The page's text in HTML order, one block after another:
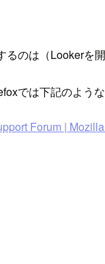
のは（Lookerを
では下記のような
Forum |